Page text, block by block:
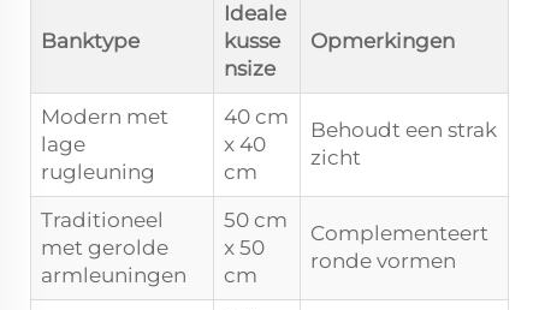
Banktype
Ideale
kusse
nsize
Opmerkingen
Modern met
lage
rugleuning
40 cm
x 40
cm
Behoudt een strak
zicht
Traditioneel
met gerolde
armleuningen
50 cm
x 50
cm
Complementeert
ronde vormen